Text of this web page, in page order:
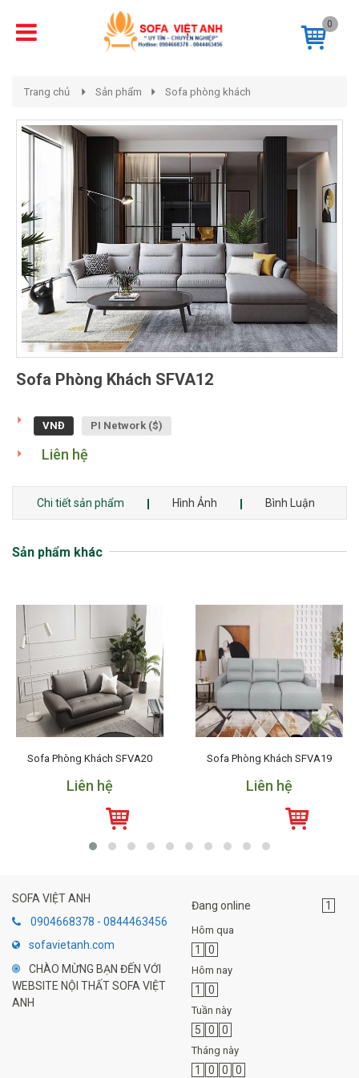
0
Trang chủ Sản phẩm Sofa phòng khách
Sofa Phòng Khách SFVA12
VNĐ PI Network ($)
Liên hệ
Chi tiết sản phẩm Hình Ảnh Bình Luận
Sản phẩm khác
Sofa Phòng Khách SFVA20
Liên hệ
Sofa Phòng Khách SFVA19
Liên hệ
SOFA VIỆT ANH
0904668378 - 0844463456
sofavietanh.com
CHÀO MỪNG BẠN ĐẾN VỚI
WEBSITE NỘI THẤT SOFA VIỆT
ANH
Đang online 1
Hôm qua
1 0
Hôm nay
1 0
Tuần này
5 0 0
Tháng này
1 0 0 0